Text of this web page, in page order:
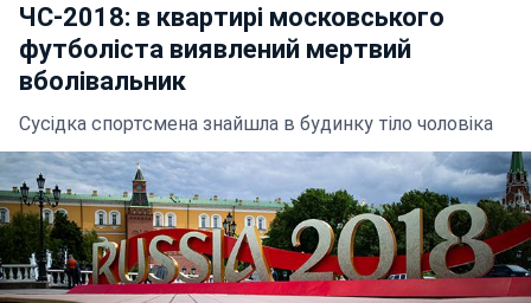
ЧС-2018: в квартирі московського
футболіста виявлений мертвий
вболівальник
Сусідка спортсмена знайшла в будинку тіло чоловіка